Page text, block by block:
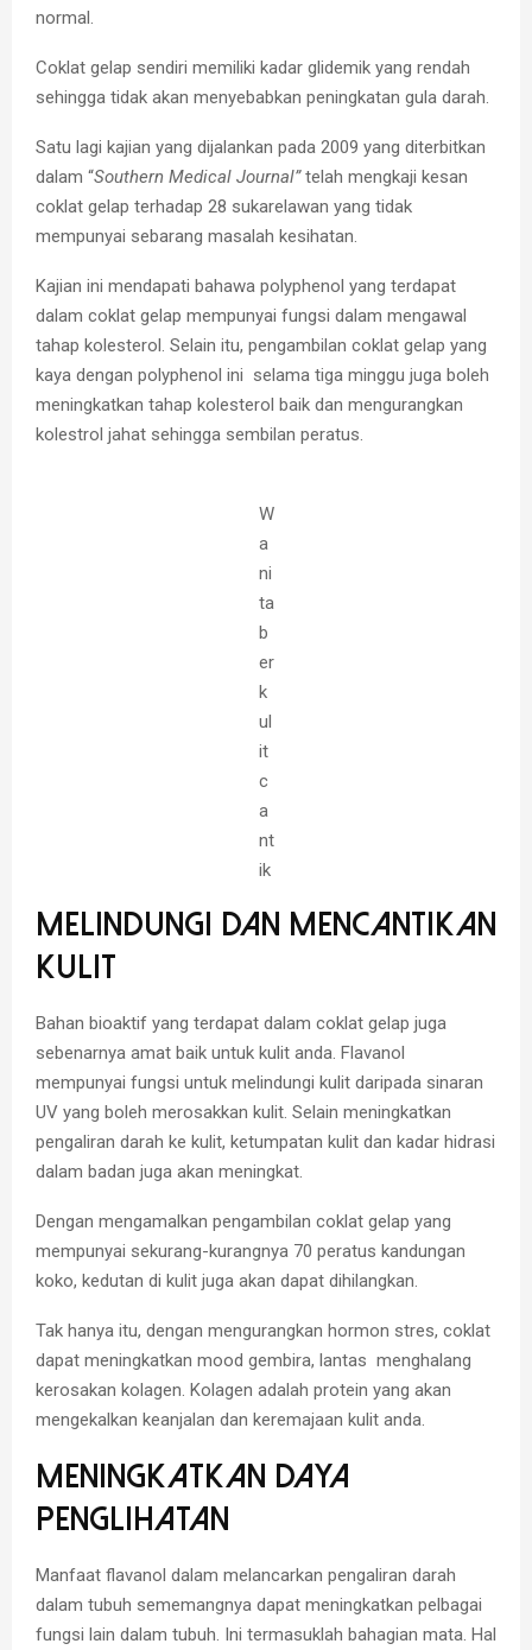
normal.
Coklat gelap sendiri memiliki kadar glidemik yang rendah
sehingga tidak akan menyebabkan peningkatan gula darah.
Satu lagi kajian yang dijalankan pada 2009 yang diterbitkan
dalam “Southern Medical Journal”telah mengkaji kesan
coklat gelap terhadap 28 sukarelawan yang tidak
mempunyai sebarang masalah kesihatan.
Kajian ini mendapati bahawa polyphenol yang terdapat
dalam coklat gelap mempunyai fungsi dalam mengawal
tahap kolesterol. Selain itu, pengambilan coklat gelap yang
kaya dengan polyphenol ini selama tiga minggu juga boleh
meningkatkan tahap kolesterol baik dan mengurangkan
kolestrol jahat sehingga sembilan peratus.
W
a
ni
ta
b
er
k
ul
it
c
a
nt
ik
Melindungi dan Mencantikan
Kulit
Bahan bioaktif yang terdapat dalam coklat gelap juga
sebenarnya amat baik untuk kulit anda. Flavanol
mempunyai fungsi untuk melindungi kulit daripada sinaran
UV yang boleh merosakkan kulit. Selain meningkatkan
pengaliran darah ke kulit, ketumpatan kulit dan kadar hidrasi
dalam badan juga akan meningkat.
Dengan mengamalkan pengambilan coklat gelap yang
mempunyai sekurang-kurangnya 70 peratus kandungan
koko, kedutan di kulit juga akan dapat dihilangkan.
Tak hanya itu, dengan mengurangkan hormon stres, coklat
dapat meningkatkan mood gembira, lantas menghalang
kerosakan kolagen. Kolagen adalah protein yang akan
mengekalkan keanjalan dan keremajaan kulit anda.
Meningkatkan Daya
Penglihatan
Manfaat flavanol dalam melancarkan pengaliran darah
dalam tubuh sememangnya dapat meningkatkan pelbagai
fungsi lain dalam tubuh. Ini termasuklah bahagian mata. Hal